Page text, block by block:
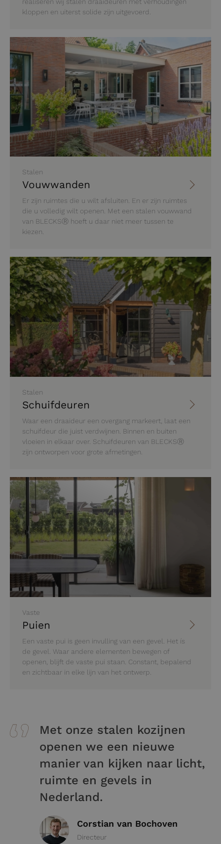
kloppen en uiterst solide zijn uitgevoerd.
Stalen
Vouwwanden
Er zijn ruimtes die u wilt afsluiten. En er zijn ruimtes
die u volledig wilt openen. Met een stalen vouwwand
van BLECKSⓇ hoeft u daar niet meer tussen te
kiezen.
Stalen
Schuifdeuren
Waar een draaideur een overgang markeert, laat een
schuifdeur die juist verdwijnen. Binnen en buiten
vloeien in elkaar over. Schuifdeuren van BLECKSⓇ
zijn ontworpen voor grote afmetingen.
Vaste
Puien
Een vaste pui is geen invulling van een gevel. Het ís
de gevel. Waar andere elementen bewegen of
openen, blijft de vaste pui staan. Constant, bepalend
en zichtbaar in elke lijn van het ontwerp.
Met onze stalen kozijnen
openen we een nieuwe
manier van kijken naar licht,
ruimte en gevels in
Nederland.
Corstian van Bochoven
Directeur